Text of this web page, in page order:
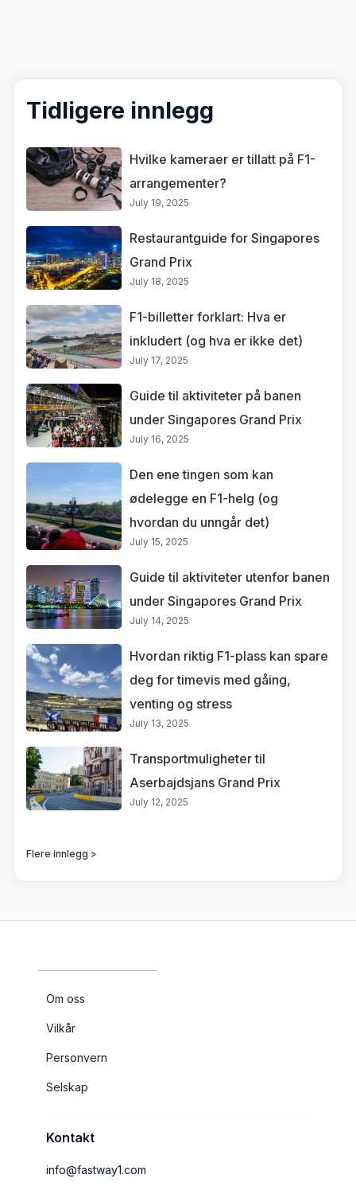
Tidligere innlegg
Hvilke kameraer er tillatt på F1-
arrangementer?
July 19, 2025
Restaurantguide for Singapores
Grand Prix
July 18, 2025
F1-billetter forklart: Hva er
inkludert (og hva er ikke det)
July 17, 2025
Guide til aktiviteter på banen
under Singapores Grand Prix
July 16, 2025
Den ene tingen som kan
ødelegge en F1-helg (og
hvordan du unngår det)
July 15, 2025
Guide til aktiviteter utenfor banen
under Singapores Grand Prix
July 14, 2025
Hvordan riktig F1-plass kan spare
deg for timevis med gåing,
venting og stress
July 13, 2025
Transportmuligheter til
Aserbajdsjans Grand Prix
July 12, 2025
Flere innlegg >
Om oss
Vilkår
Personvern
Selskap
Kontakt
info@fastway1.com